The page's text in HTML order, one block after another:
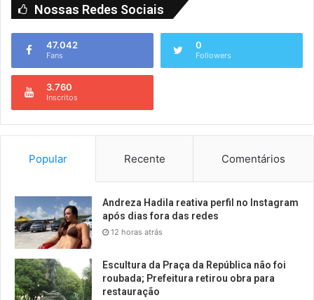
Nossas Redes Sociais
47.042
Fans
0
Followers
3.760
Inscritos
Popular Recente Comentários
Andreza Hadila reativa perfil no Instagram
após dias fora das redes
12 horas atrás
Escultura da Praça da República não foi
roubada; Prefeitura retirou obra para
restauração